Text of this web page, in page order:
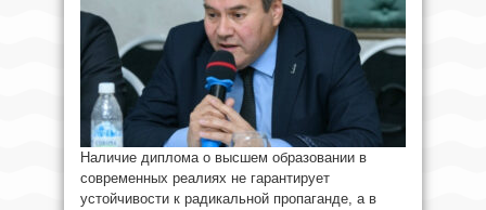
Наличие диплома о высшем образовании в
современных реалиях не гарантирует
устойчивости к радикальной пропаганде, а в